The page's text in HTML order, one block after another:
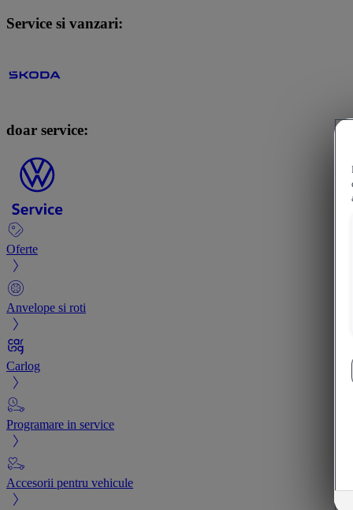
Service si vanzari:
doar service:
Oferte
Anvelope si roti
Carlog
Programare in service
Accesorii pentru vehicule